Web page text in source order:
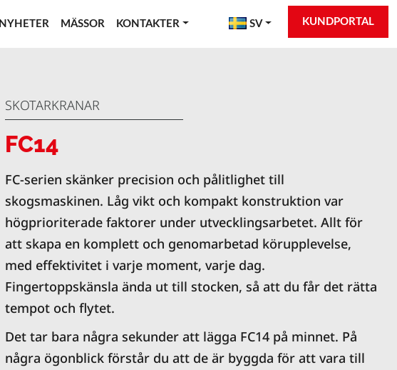
NYHETER MÄSSOR KONTAKTER SV KUNDPORTAL
SKOTARKRANAR
FC14
FC-serien skänker precision och pålitlighet till
skogsmaskinen. Låg vikt och kompakt konstruktion var
högprioriterade faktorer under utvecklingsarbetet. Allt för
att skapa en komplett och genomarbetad körupplevelse,
med effektivitet i varje moment, varje dag.
Fingertoppskänsla ända ut till stocken, så att du får det rätta
tempot och flytet.
Det tar bara några sekunder att lägga FC14 på minnet. På
några ögonblick förstår du att de är byggda för att vara till